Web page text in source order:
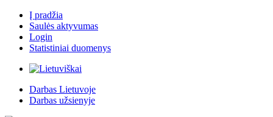
Į pradžia
Saulės aktyvumas
Login
Statistiniai duomenys
Darbas Lietuvoje
Darbas užsienyje